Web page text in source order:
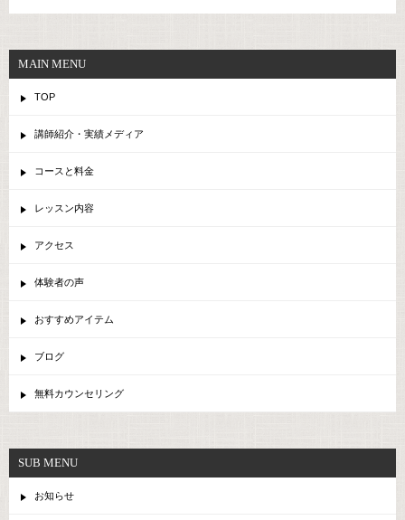
MAIN MENU
TOP
講師紹介・実績メディア
コースと料金
レッスン内容
アクセス
体験者の声
おすすめアイテム
ブログ
無料カウンセリング
SUB MENU
お知らせ